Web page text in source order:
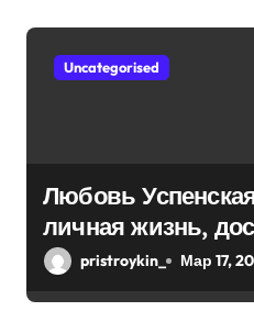
м
Uncategorised
Любовь
личная жизнь,
pristroykin_ Мар 17,